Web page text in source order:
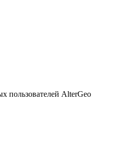
пользователей AlterGeo